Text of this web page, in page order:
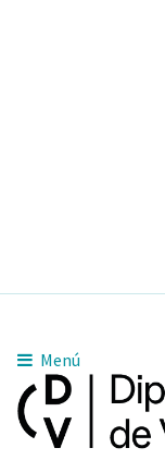
Menú